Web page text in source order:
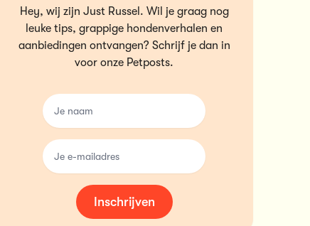
Hey, wij zijn Just Russel. Wil je graag nog
leuke tips, grappige hondenverhalen en
aanbiedingen ontvangen? Schrijf je dan in
voor onze Petposts.
name
email
Inschrijven